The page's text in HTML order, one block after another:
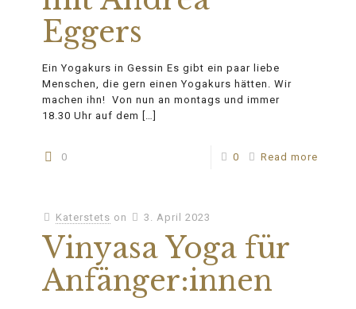
Eggers
Ein Yogakurs in Gessin Es gibt ein paar liebe
Menschen, die gern einen Yogakurs hätten. Wir
machen ihn! Von nun an montags und immer
18.30 Uhr auf dem
[…]
0 0 Read more
Katerstets on 3. April 2023
Vinyasa Yoga für
Anfänger:innen